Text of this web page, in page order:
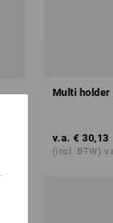
Multi
v.a. € 30,13
(incl. BTW)